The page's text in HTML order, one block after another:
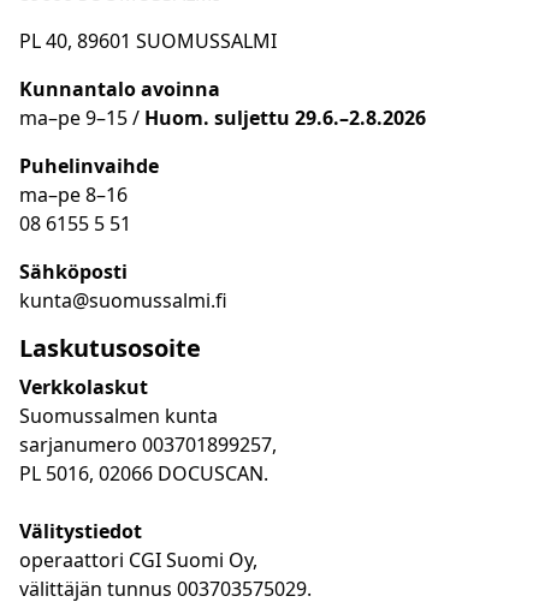
PL 40, 89601 SUOMUSSALMI
Kunnantalo avoinna
ma–pe 9–15 / Huom. suljettu 29.6.–2.8.2026
Puhelinvaihde
ma–pe 8–16
08 6155 5 51
Sähköposti
kunta@suomussalmi.fi
Laskutusosoite
Verkkolaskut
Suomussalmen kunta
sarjanumero 003701899257,
PL 5016, 02066 DOCUSCAN.
Välitystiedot
operaattori CGI Suomi Oy,
välittäjän tunnus 003703575029.